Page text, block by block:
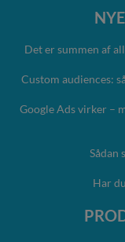
Det er summen af
Custom audiences:
Google Ads virker –
Sådan
Har